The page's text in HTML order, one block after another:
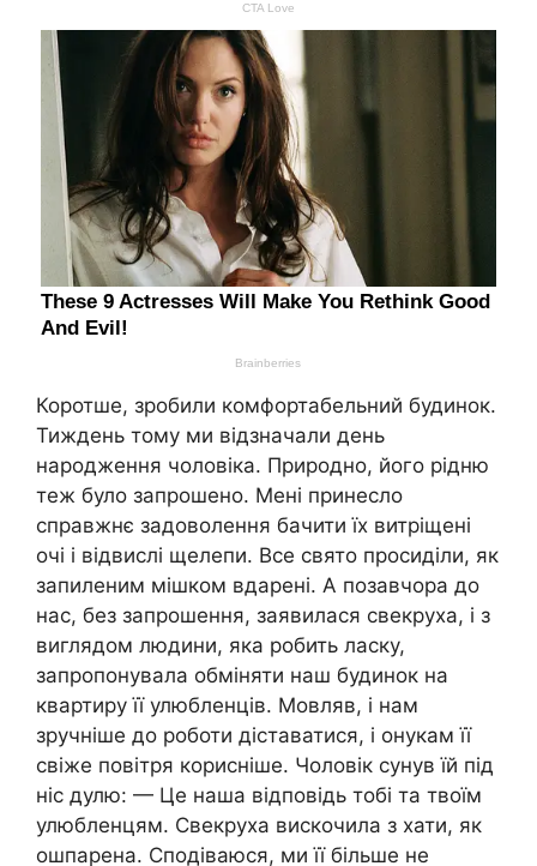
Коротше, зробили комфортабельний будинок.
Тиждень тому ми відзначали день
народження чоловіка. Природно, його рідню
теж було запрошено. Мені принесло
справжнє задоволення бачити їх витріщені
очі і відвислі щелепи. Все свято просиділи, як
запиленим мішком вдарені. А позавчора до
нас, без запрошення, заявилася свекруха, і з
виглядом людини, яка робить ласку,
запропонувала обміняти наш будинок на
квартиру її улюбленців. Мовляв, і нам
зручніше до роботи діставатися, і онукам її
свіже повітря корисніше. Чоловік сунув їй під
ніс дулю: — Це наша відповідь тобі та твоїм
улюбленцям. Свекруха вискочила з хати, як
ошпарена. Сподіваюся, ми її більше не